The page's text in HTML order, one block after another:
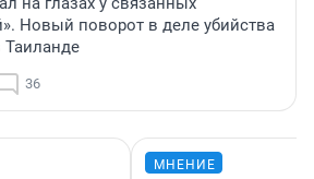
Новый поворот в деле убийства
Таиланде
36
МНЕНИЕ